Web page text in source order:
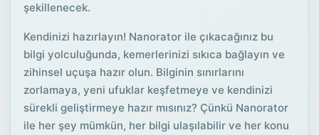
şekillenecek.
Kendinizi hazırlayın! Nanorator ile çıkacağınız bu
bilgi yolculuğunda, kemerlerinizi sıkıca bağlayın ve
zihinsel uçuşa hazır olun. Bilginin sınırlarını
zorlamaya, yeni ufuklar keşfetmeye ve kendinizi
sürekli geliştirmeye hazır mısınız? Çünkü Nanorator
ile her şey mümkün, her bilgi ulaşılabilir ve her konu